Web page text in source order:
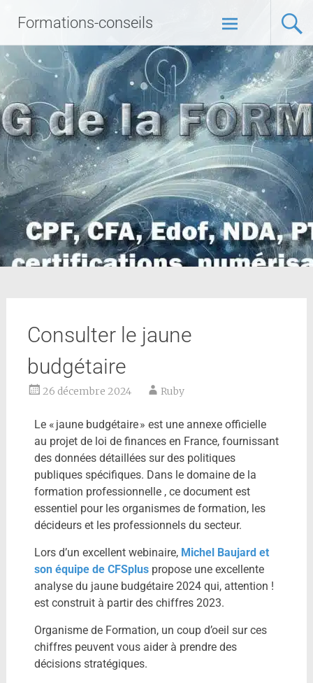
Formations-conseils
Consulter le jaune
budgétaire
26 décembre 2024 Ruby
Le « jaune budgétaire » est une annexe officielle
au projet de loi de finances en France, fournissant
des données détaillées sur des politiques
publiques spécifiques. Dans le domaine de la
formation professionnelle , ce document est
essentiel pour les organismes de formation, les
décideurs et les professionnels du secteur.
Lors d’un excellent webinaire, Michel Baujard et
son équipe de CFSplus propose une excellente
analyse du jaune budgétaire 2024 qui, attention !
est construit à partir des chiffres 2023.
Organisme de Formation, un coup d’oeil sur ces
chiffres peuvent vous aider à prendre des
décisions stratégiques.